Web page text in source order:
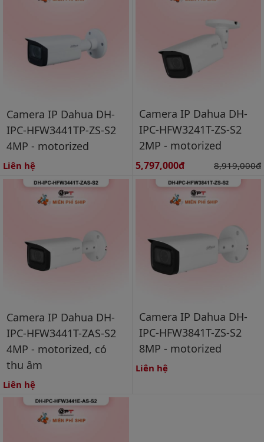
Camera IP Dahua DH-
IPC-HFW3441TP-ZS-S2
4MP - motorized
Liên hệ
Camera IP Dahua DH-
IPC-HFW3241T-ZS-S2
2MP - motorized
Giá bán:
5,797,000đ Giá gốc:
8,919,000đ
Camera IP Dahua DH-
IPC-HFW3441T-ZAS-S2
4MP - motorized, có
thu âm
Liên hệ
Camera IP Dahua DH-
IPC-HFW3841T-ZS-S2
8MP - motorized
Liên hệ